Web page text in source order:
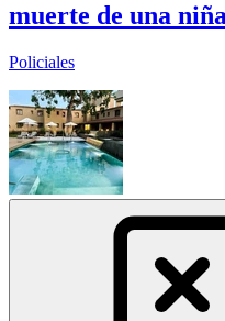
muerte de una
Policiales